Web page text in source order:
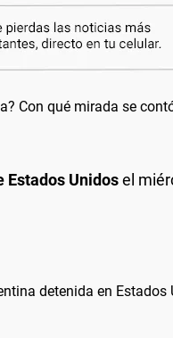
Estados Unidosel
detenida en Estados